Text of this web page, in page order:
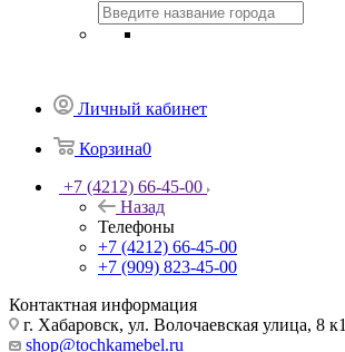
Личный кабинет
Корзина0
+7 (4212) 66-45-00
Назад
Телефоны
+7 (4212) 66-45-00
+7 (909) 823-45-00
Контактная информация
г. Хабаровск, ул. Волочаевская улица, 8 к1
shop@tochkamebel.ru